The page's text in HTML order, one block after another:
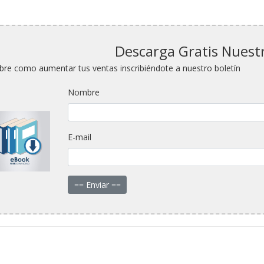
Descarga Gratis
como aumentar tus ventas inscribiéndote a nuestro boletín
Nombre
E-mail
== Enviar ==